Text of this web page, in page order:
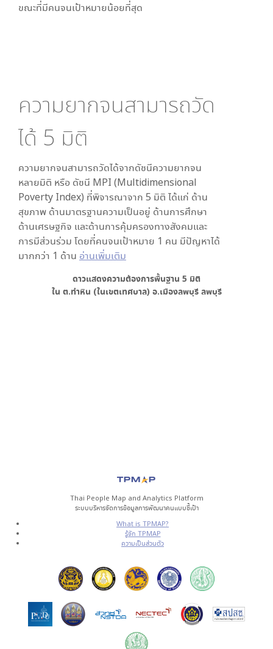
ขณะที่มีคนจนเป้าหมายน้อยที่สุด
ความยากจนสามารถวัด
ได้ 5 มิติ
ความยากจนสามารถวัดได้จากดัชนีความยากจน
หลายมิติ หรือ ดัชนี MPI (Multidimensional
Poverty Index) ที่พิจารณาจาก 5 มิติ ได้แก่ ด้าน
สุขภาพ ด้านมาตรฐานความเป็นอยู่ ด้านการศึกษา
ด้านเศรษฐกิจ และด้านการคุ้มครองทางสังคมและ
การมีส่วนร่วม โดยที่คนจนเป้าหมาย 1 คน มีปัญหาได้
มากกว่า 1 ด้าน อ่านเพิ่มเติม
ดาวแสดงความต้องการพื้นฐาน 5 มิติ
ใน ต.ท่าหิน (ในเขตเทศบาล) อ.เมืองลพบุรี ลพบุรี
Thai People Map and Analytics Platform
ระบบบริหารจัดการข้อมูลการพัฒนาคนแบบชี้เป้า
What is TPMAP?
รู้จัก TPMAP
ความเป็นส่วนตัว